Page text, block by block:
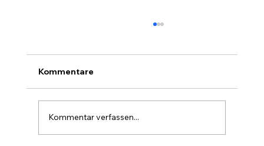
Kommentare
Kommentar verfassen...